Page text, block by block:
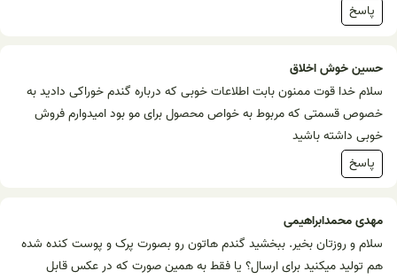
پاسخ
حسین خوش اخلاق
سلام خدا قوت ممنون بابت اطلاعات خوبی که درباره گندم خوراکی دادید به
خصوص قسمتی که مربوط به خواص محصول برای مو بود امیدوارم فروش
خوبی داشته باشید
پاسخ
مهدی محمدابراهیمی
سلام و روزتان بخیر. ببخشید گندم هاتون رو بصورت پرک و پوست کنده شده
هم تولید میکنید برای ارسال؟ یا فقط به همین صورت که در عکس قابل